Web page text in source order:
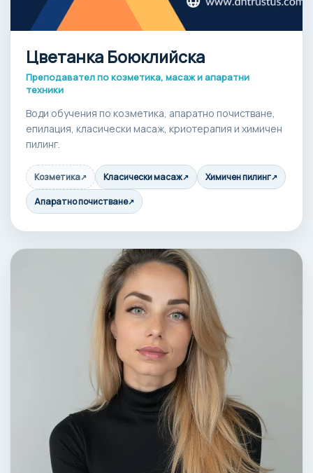
Цветанка Боюклийска
Преподавател по козметика, масаж и апаратни
техники
Води обучения по козметика, апаратно почистване,
епилация, класически масаж, криотерапия и химичен
пилинг.
Козметика↗ Класически масаж↗ Химичен пилинг↗
Апаратно почистване↗